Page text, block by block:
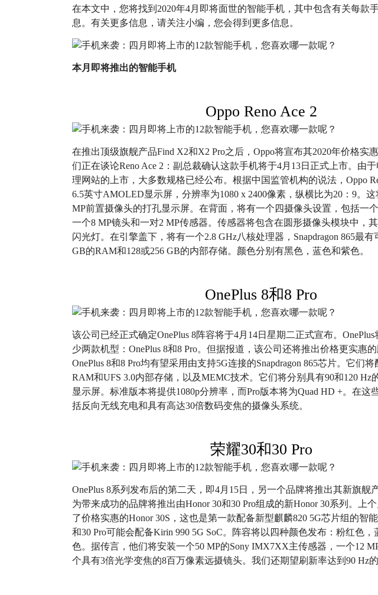
在本文中，您将找到2020年4月即将面世的智能手机，其中包含有关每款
息。有关更多信息，请关注小编，您会得到更多信息。
本月即将推出的智能手机
Oppo Reno Ace 2
在推出顶级旗舰产品Find X2和X2 Pro之后，Oppo将宣布其2020年价格实
们正在谈论Reno Ace 2：副总裁确认这款手机将于4月13日正式上市。由
理网站的上市，大多数规格已经公布。根据中国监管机构的说法，Oppo
6.5英寸AMOLED显示屏，分辨率为1080 x 2400像素，纵横比为20：9。
MP前置摄像头的打孔显示屏。在背面，将有一个四摄像头设置，包括一个
一个8 MP镜头和一对2 MP传感器。传感器将包含在圆形摄像头模块中，
闪光灯。在引擎盖下，将有一个2.8 GHz八核处理器，Snapdragon 865最有
GB的RAM和128或256 GB的内部存储。颜色分别有黑色，蓝色和紫色。
OnePlus 8和8 Pro
该公司已经正式确定OnePlus 8阵容将于4月14日星期二正式宣布。
少两款机型：OnePlus 8和8 Pro。但据报道，该公司还将推出价格更实惠的
OnePlus 8和8 Pro均有望采用由支持5G连接的Snapdragon 865芯片。它们
RAM和UFS 3.0内部存储，以及M​​EMC技术。它们将分别具有90和120 Hz
显示屏。标准版本将提供1080p分辨率，而Pro版本将为Quad HD +。在这
括反向无线充电和具有高达30倍数码变焦的摄像头系统。
荣耀30和30 Pro
OnePlus 8系列发布后的第二天，即4月15日，另一个品牌将推出其新旗舰
为带来成功的品牌将推出由Honor 30和30 Pro组成的新Honor 30系列。上
了价格实惠的Honor 30S，这也是第一款配备新型麒麟820 5G芯片组的智
和30 Pro可能会配备Kirin 990 5G SoC。阵容将以四种颜色发布：粉红色
色。据传言，他们将安装一个50 MP的Sony IMX7XX主传感器，一个12
个具有3倍光学变焦的8百万像素远摄镜头。我们还期望刷新率达到90 Hz的